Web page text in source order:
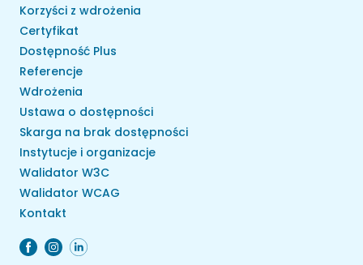
Korzyści z wdrożenia
Certyfikat
Dostępność Plus
Referencje
Wdrożenia
Ustawa o dostępności
Skarga na brak dostępności
Instytucje i organizacje
Walidator W3C
Walidator WCAG
Kontakt